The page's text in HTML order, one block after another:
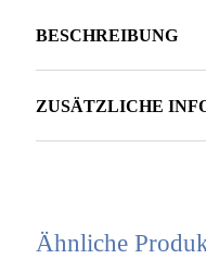
BESCHREIBUNG
ZUSÄTZLICHE
Ähnliche